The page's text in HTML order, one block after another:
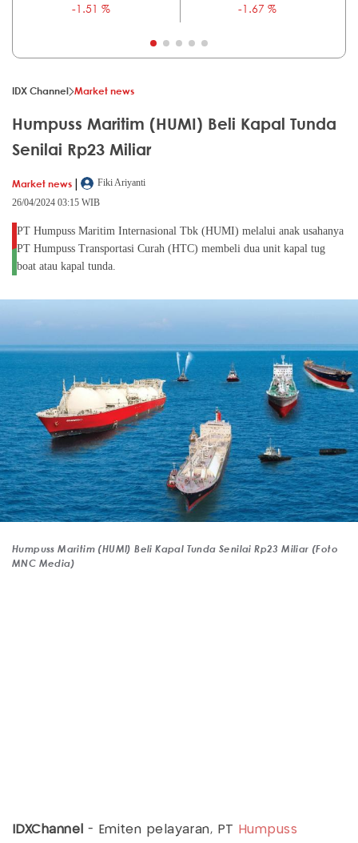
-1.51 %
-1.67 %
IDX Channel Market news
Humpuss Maritim (HUMI) Beli Kapal Tunda
Senilai Rp23 Miliar
Market news |
Fiki Ariyanti
26/04/2024 03:15 WIB
PT Humpuss Maritim Internasional Tbk (HUMI) melalui anak usahanya
PT Humpuss Transportasi Curah (HTC) membeli dua unit kapal tug
boat atau kapal tunda.
Humpuss Maritim (HUMI) Beli Kapal Tunda Senilai Rp23 Miliar (Foto
MNC Media)
IDXChannel - Emiten pelayaran, PT
Humpuss